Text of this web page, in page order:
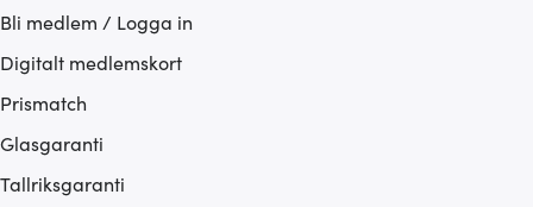
Bli medlem / Logga in
Digitalt medlemskort
Prismatch
Glasgaranti
Tallriksgaranti